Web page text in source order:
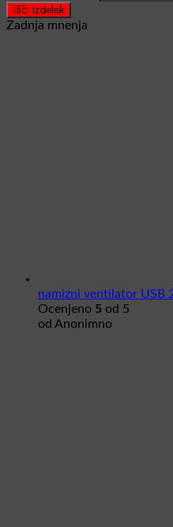
Išči izdelek
Zadnja mnenja
namizni ventilator USB
Ocenjeno 5 od 5
od Anonimno